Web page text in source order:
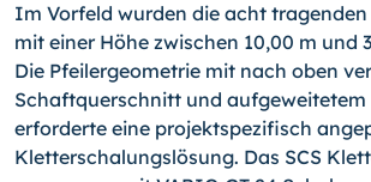
Im Vorfeld wurden die acht
mit einer Höhe zwischen 10,00 m und
Die Pfeilergeometrie mit nach oben
Schaftquerschnitt und aufgeweitetem
erforderte eine projektspezifisch
Kletterschalungslösung. Das SCS